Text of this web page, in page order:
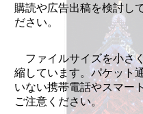
購読や広告出稿を検討し
ださい。
ファイルサイズを小さ
縮しています。パケット
いない携帯電話やスマー
ご注意ください。